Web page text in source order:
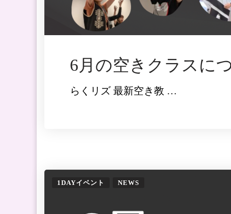
6月の空きクラスに
らくリズ 最新空き教 …
1DAYイベント NEWS